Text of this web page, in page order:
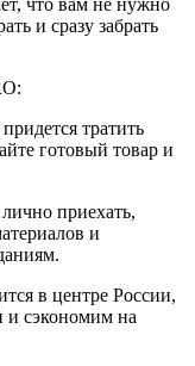
и сразу забрать
тратить
готовый товар и
приехать,
и
в центре России,
и сэкономим на